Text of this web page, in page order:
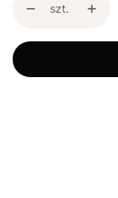
szt.